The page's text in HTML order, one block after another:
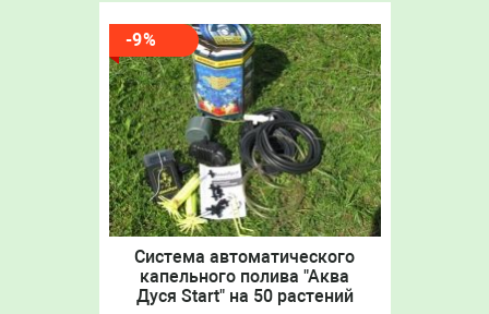
-9%
Система автоматического
капельного полива "Аква
Дуся Start" на 50 растений